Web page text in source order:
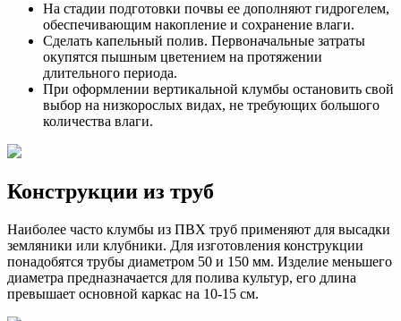
На стадии подготовки почвы ее дополняют гидрогелем,
обеспечивающим накопление и сохранение влаги.
Сделать капельный полив. Первоначальные затраты
окупятся пышным цветением на протяжении
длительного периода.
При оформлении вертикальной клумбы остановить свой
выбор на низкорослых видах, не требующих большого
количества влаги.
Конструкции из труб
Наиболее часто клумбы из ПВХ труб применяют для высадки
земляники или клубники. Для изготовления конструкции
понадобятся трубы диаметром 50 и 150 мм. Изделие меньшего
диаметра предназначается для полива культур, его длина
превышает основной каркас на 10-15 см.